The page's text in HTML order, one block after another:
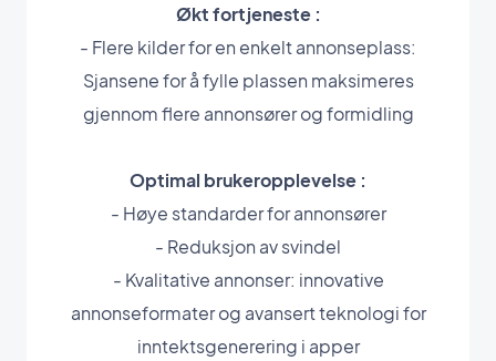
Økt fortjeneste :
- Flere kilder for en enkelt annonseplass:
Sjansene for å fylle plassen maksimeres
gjennom flere annonsører og formidling
Optimal brukeropplevelse :
- Høye standarder for annonsører
- Reduksjon av svindel
- Kvalitative annonser: innovative
annonseformater og avansert teknologi for
inntektsgenerering i apper